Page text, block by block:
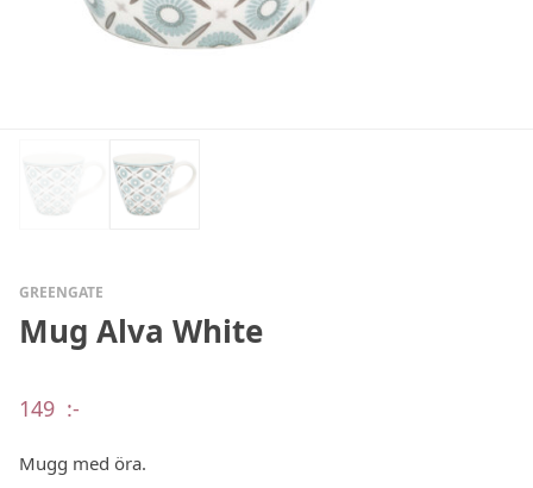
GREENGATE
Mug Alva White
149 :-
Mugg med öra.